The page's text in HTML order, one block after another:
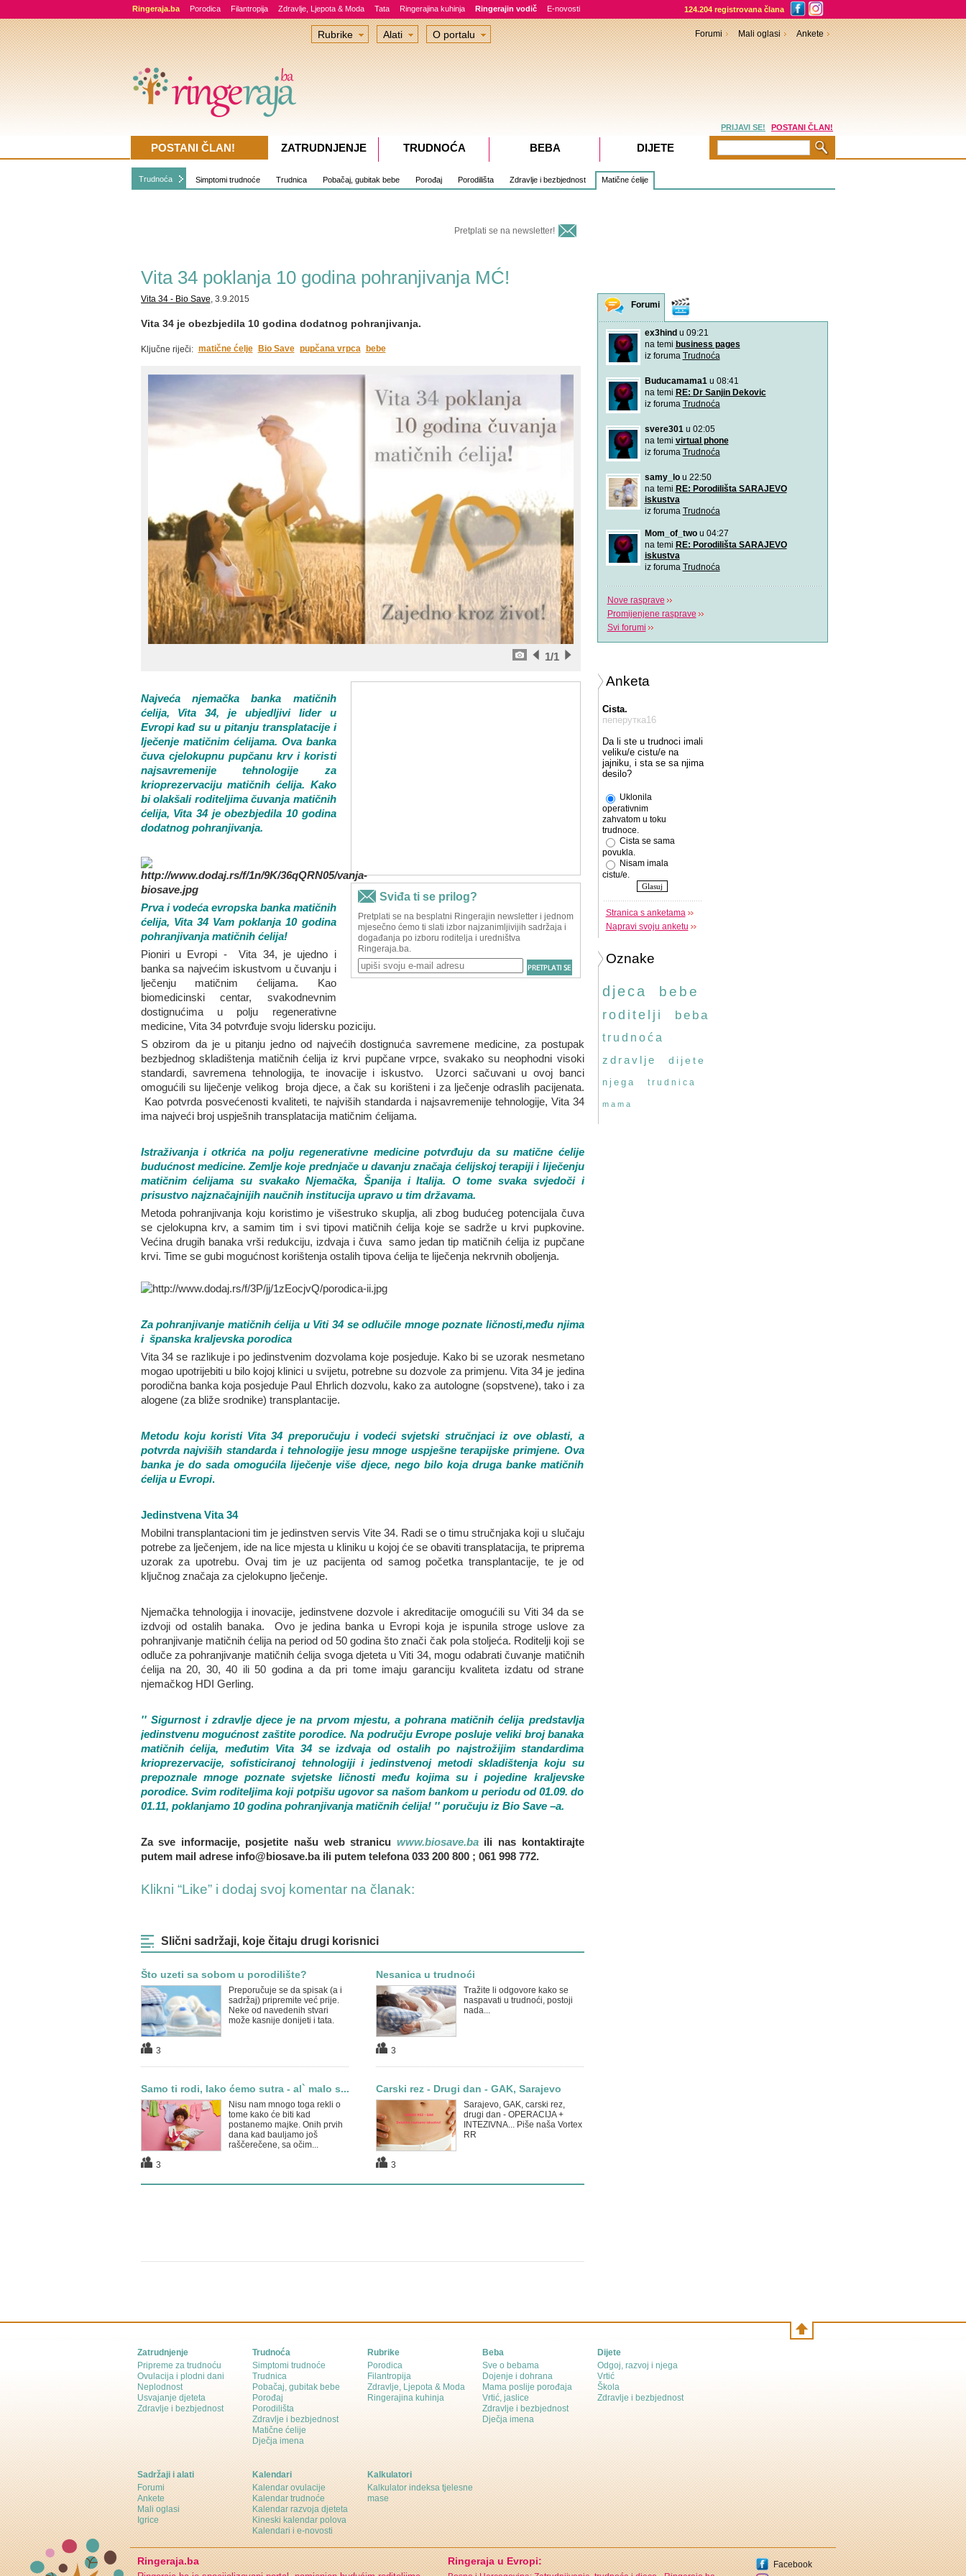
Ringeraja.ba Porodica Filantropija Zdravlje, Ljepota & Moda Tata Ringerajina kuhinja Ringerajin vodič E-novosti 124.204 registrovana člana
Trudnoća Simptomi trudnoće Trudnica Pobačaj, gubitak bebe Porođaj Porodilišta Zdravlje i bezbjednost Matične ćelije
Pretplati se na newsletter!
Vita 34 poklanja 10 godina pohranjivanja MĆ!
Vita 34 - Bio Save, 3.9.2015
Vita 34 je obezbjedila 10 godina dodatnog pohranjivanja.
Ključne riječi: matične ćelje Bio Save pupčana vrpca bebe
/1
1
Najveća njemačka banka matičnih
ćelija, Vita 34, je ubjedljivi lider u
Evropi kad su u pitanju transplatacije i
lječenje matičnim ćelijama. Ova banka
čuva cjelokupnu pupčanu krv i koristi
najsavremenije tehnologije za
krioprezervaciju matičnih ćelija. Kako
bi olakšali roditeljima čuvanja matičnih
ćelija, Vita 34 je obezbjedila 10 godina
dodatnog pohranjivanja.
Prva i vodeća evropska banka matičnih
ćelija, Vita 34 Vam poklanja 10 godina
pohranjivanja matičnih ćelija!
Pioniri u Evropi - Vita 34, je ujedno i
banka sa najvećim iskustvom u čuvanju i
lječenju matičnim ćelijama. Kao
biomedicinski centar, svakodnevnim
dostignućima u polju regenerativne
medicine, Vita 34 potvrđuje svoju lidersku poziciju.
S obzirom da je u pitanju jedno od najvećih dostignuća savremene medicine, za postupak
bezbjednog skladištenja matičnih ćelija iz krvi pupčane vrpce, svakako su neophodni visoki
standardi, savremena tehnologija, te inovacije i iskustvo. Uzorci sačuvani u ovoj banci
omogućili su liječenje velikog broja djece, a čak su korišteni i za lječenje odraslih pacijenata.
Kao potvrda posvećenosti kvaliteti, te najviših standarda i najsavremenije tehnologije, Vita 34
ima najveći broj uspješnih transplatacija matičnim ćelijama.
Istraživanja i otkrića na polju regenerativne medicine potvrđuju da su matične ćelije
budućnost medicine. Zemlje koje prednjače u davanju značaja ćelijskoj terapiji i liječenju
matičnim ćelijama su svakako Njemačka, Španija i Italija. O tome svaka svjedoči i
prisustvo najznačajnijih naučnih institucija upravo u tim državama.
Metoda pohranjivanja koju koristimo je višestruko skuplja, ali zbog budućeg potencijala čuva
se cjelokupna krv, a samim tim i svi tipovi matičnih ćelija koje se sadrže u krvi pupkovine.
Većina drugih banaka vrši redukciju, izdvaja i čuva samo jedan tip matičnih ćelija iz pupčane
krvi. Time se gubi mogućnost korištenja ostalih tipova ćelija te liječenja nekrvnih oboljenja.
Za pohranjivanje matičnih ćelija u Viti 34 se odlučile mnoge poznate ličnosti,među njima
i španska kraljevska porodica
Vita 34 se razlikuje i po jedinstvenim dozvolama koje posjeduje. Kako bi se uzorak nesmetano
mogao upotrijebiti u bilo kojoj klinici u svijetu, potrebne su dozvole za primjenu. Vita 34 je jedina
porodična banka koja posjeduje Paul Ehrlich dozvolu, kako za autologne (sopstvene), tako i za
alogene (za bliže srodnike) transplantacije.
Metodu koju koristi Vita 34 preporučuju i vodeći svjetski stručnjaci iz ove oblasti, a
potvrda najviših standarda i tehnologije jesu mnoge uspješne terapijske primjene. Ova
banka je do sada omogućila liječenje više djece, nego bilo koja druga banke matičnih
ćelija u Evropi.
Jedinstvena Vita 34
Mobilni transplantacioni tim je jedinstven servis Vite 34. Radi se o timu stručnjaka koji u slučaju
potrebe za lječenjem, ide na lice mjesta u kliniku u kojoj će se obaviti transplatacija, te priprema
uzorak za upotrebu. Ovaj tim je uz pacijenta od samog početka transplantacije, te je od
ključnog značaja za cjelokupno lječenje.
Njemačka tehnologija i inovacije, jedinstvene dozvole i akreditacije omogućili su Viti 34 da se
izdvoji od ostalih banaka. Ovo je jedina banka u Evropi koja je ispunila stroge uslove za
pohranjivanje matičnih ćelija na period od 50 godina što znači čak pola stoljeća. Roditelji koji se
odluče za pohranjivanje matičnih ćelija svoga djeteta u Viti 34, mogu odabrati čuvanje matičnih
ćelija na 20, 30, 40 ili 50 godina a da pri tome imaju garanciju kvaliteta izdatu od strane
njemačkog HDI Gerling.
'' Sigurnost i zdravlje djece je na prvom mjestu, a pohrana matičnih ćelija predstavlja
jedinstvenu mogućnost zaštite porodice. Na području Evrope posluje veliki broj banaka
matičnih ćelija, međutim Vita 34 se izdvaja od ostalih po najstrožijim standardima
krioprezervacije, sofisticiranoj tehnologiji i jedinstvenoj metodi skladištenja koju su
prepoznale mnoge poznate svjetske ličnosti među kojima su i pojedine kraljevske
porodice. Svim roditeljima koji potpišu ugovor sa našom bankom u periodu od 01.09. do
01.11, poklanjamo 10 godina pohranjivanja matičnih ćelija! '' poručuju iz Bio Save –a.
Za sve informacije, posjetite našu web stranicu www.biosave.baili nas kontaktirajte
putem mail adrese info@biosave.ba ili putem telefona 033 200 800 ; 061 998 772.
Klikni “Like” i dodaj svoj komentar na članak:
Slični sadržaji, koje čitaju drugi korisnici
Što uzeti sa sobom u porodilište?
Preporučuje se da spisak (a i
sadržaj) pripremite već prije.
Neke od navedenih stvari
može kasnije donijeti i tata.
3
Nesanica u trudnoći
Tražite li odgovore kako se
naspavati u trudnoći, postoji
nada...
3
Samo ti rodi, lako ćemo sutra - al` malo s...
Nisu nam mnogo toga rekli o
tome kako će biti kad
postanemo majke. Onih prvih
dana kad bauljamo još
raščerečene, sa očim...
3
Carski rez - Drugi dan - GAK, Sarajevo
Sarajevo, GAK, carski rez,
drugi dan - OPERACIJA +
INTEZIVNA... Piše naša Vortex
RR
3
Forumi
ex3hind u 09:21
na temi business pages
iz foruma Trudnoća
Buducamama1u 08:41
na temi RE: Dr Sanjin Dekovic
iz foruma Trudnoća
svere301u 02:05
na temi virtual phone
iz foruma Trudnoća
samy_lou 22:50
na temi RE: Porodilišta SARAJEVO
iskustva
iz foruma Trudnoća
Mom_of_twou 04:27
na temi RE: Porodilišta SARAJEVO
iskustva
iz foruma Trudnoća
Nove rasprave
Promijenjene rasprave
Svi forumi
Anketa
Cista.
пеперутка16
Da li ste u trudnoci imali
veliku/e cistu/e na
jajniku, i sta se sa njima
desilo?
Uklonila
operativnim
zahvatom u toku
trudnoce.
Cista se sama
povukla.
Nisam imala
cistu/e.
Stranica s anketama
Napravi svoju anketu
Oznake
djeca bebe
roditelji beba
trudnoća
zdravlje
dijete
njega trudnica
mama
Rubrike Alati O portalu Forumi Mali oglasi Ankete
PRIJAVI SE! POSTANI ČLAN!
POSTANI ČLAN! ZATRUDNJENJE TRUDNOĆA BEBA DIJETE
Zatrudnjenje
Pripreme za trudnoću
Ovulacija i plodni dani
Neplodnost
Usvajanje djeteta
Zdravlje i bezbjednost
Trudnoća
Simptomi trudnoće
Trudnica
Pobačaj, gubitak bebe
Porođaj
Porodilišta
Zdravlje i bezbjednost
Matične ćelije
Dječja imena
Rubrike
Porodica
Filantropija
Zdravlje, Ljepota & Moda
Ringerajina kuhinja
Beba
Sve o bebama
Dojenje i dohrana
Mama poslije porođaja
Vrtić, jaslice
Zdravlje i bezbjednost
Dječja imena
Dijete
Odgoj, razvoj i njega
Vrtić
Škola
Zdravlje i bezbjednost
Sadržaji i alati
Forumi
Ankete
Mali oglasi
Igrice
Kalendari
Kalendar ovulacije
Kalendar trudnoće
Kalendar razvoja djeteta
Kineski kalendar polova
Kalendari i e-novosti
Kalkulatori
Kalkulator indeksa tjelesne
mase
Ringeraja.ba Ringeraja u Evropi: Facebook